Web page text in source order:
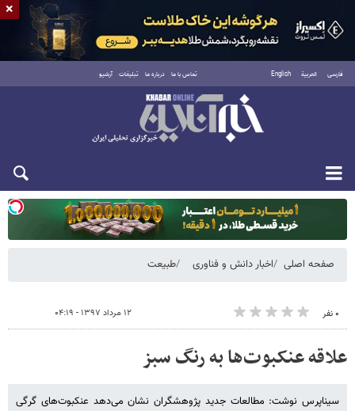
فارسی العربية English تماس با ما درباره ما تبلیغات آرشیو
یکشنبه ۱۸ مرداد ۱۴۰۵
صفحه اصلی اخبار دانش و فناوری طبیعت
۰ نفر ۱۲ مرداد ۱۳۹۷ - ۰۴:۱۹
علاقه عنکبوت‌ها به رنگ سبز
سیناپرس نوشت: مطالعات جدید پژوهشگران نشان می‌دهد عنکبوت‌های گرگی
×